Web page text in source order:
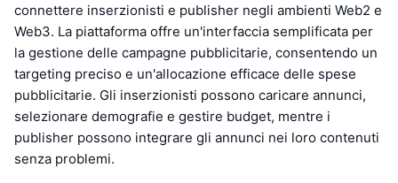
connettere inserzionisti e publisher negli ambienti Web2 e
Web3. La piattaforma offre un'interfaccia semplificata per
la gestione delle campagne pubblicitarie, consentendo un
targeting preciso e un'allocazione efficace delle spese
pubblicitarie. Gli inserzionisti possono caricare annunci,
selezionare demografie e gestire budget, mentre i
publisher possono integrare gli annunci nei loro contenuti
senza problemi.